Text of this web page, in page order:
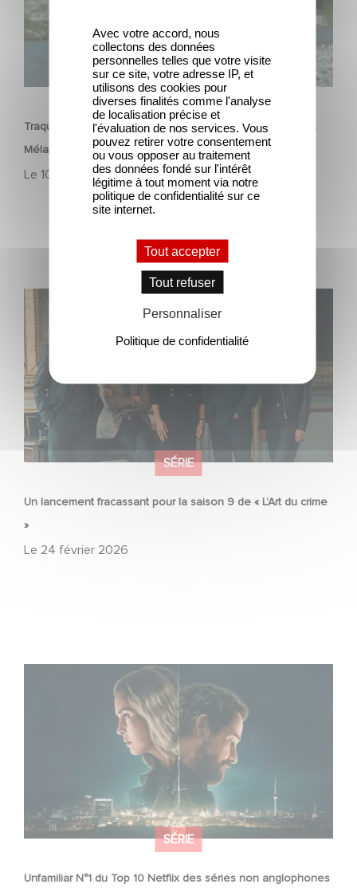
SÉRIE
Traqués : la nouvelle série thriller avec Benoît Magimel et
Mélanie Laurent
Le 10 mars 2026
SÉRIE
Un lancement fracassant pour la saison 9 de « L’Art du crime
»
Le 24 février 2026
Un lancement fracassant pour la saison 9 de « L’Art du
SÉRIE
Unfamiliar N°1 du Top 10 Netflix des séries non anglophones
Unfamiliar N°1 du Top 10 Netflix des séries non
Avec votre accord, nous
collectons des données
personnelles telles que votre visite
sur ce site, votre adresse IP, et
utilisons des cookies pour
diverses finalités comme l'analyse
de localisation précise et
l'évaluation de nos services. Vous
pouvez retirer votre consentement
ou vous opposer au traitement
des données fondé sur l'intérêt
légitime à tout moment via notre
politique de confidentialité sur ce
site internet.
Tout accepter
Tout refuser
Personnaliser
Politique de confidentialité